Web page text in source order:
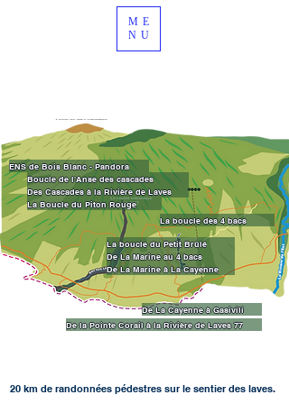
ME
NU
La boucle des 4 bacs
ENS de Bois Blanc - Pandora
Des Cascades à la Rivière de Laves
La Boucle du Piton Rouge
Boucle de l'Anse des cascades
De La Marine au 4 bacs
La boucle du Petit Brûlé
De La Marine à La Cayenne
De La Cayenne à Gasivili
De la Pointe Corail à la Rivière de Laves 77
20 km de randonnées pédestres sur le sentier des laves.